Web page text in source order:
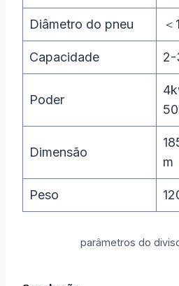
Diâmetro do pneu
Capacidade 2-
Poder
Dimensão
m
Peso
parâmetros do